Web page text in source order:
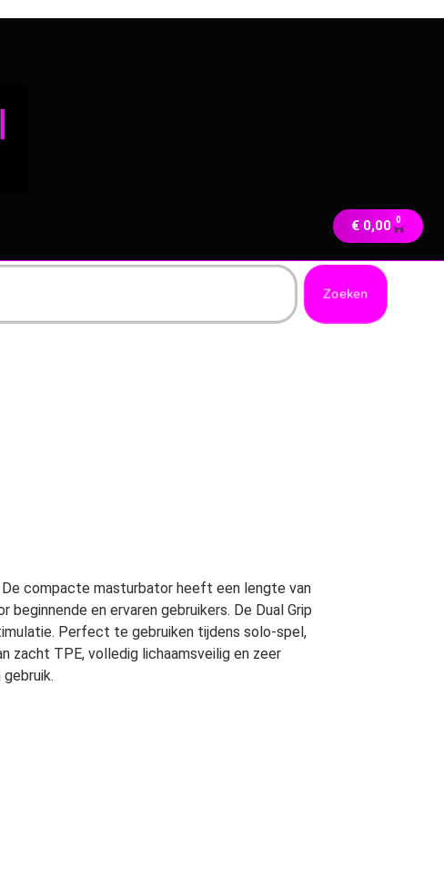
€0,00 0
Zoeken
De compacte masturbator heeft een lengte van
en ervaren gebruikers. De Dual Grip
Perfect te gebruiken tijdens solo-spel,
zacht TPE, volledig lichaamsveilig en zeer